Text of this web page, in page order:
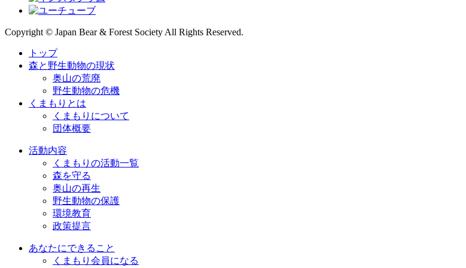
Copyright © Japan Bear & Forest Society All Rights Reserved.
トップ
森と野生動物の現状
奥山の荒廃
野生動物の危機
くまもりとは
くまもりについて
団体概要
活動内容
くまもりの活動一覧
森を守る
奥山の再生
野生動物の保護
環境教育
政策提言
あなたにできること
くまもり会員になる